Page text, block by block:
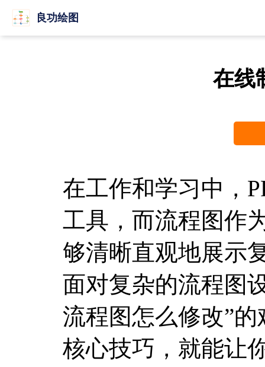
良功绘图
在线
在工作和学习中，
工具，而流程图作
够清晰直观地展示
面对复杂的流程图
流程图怎么修改”
核心技巧，就能让